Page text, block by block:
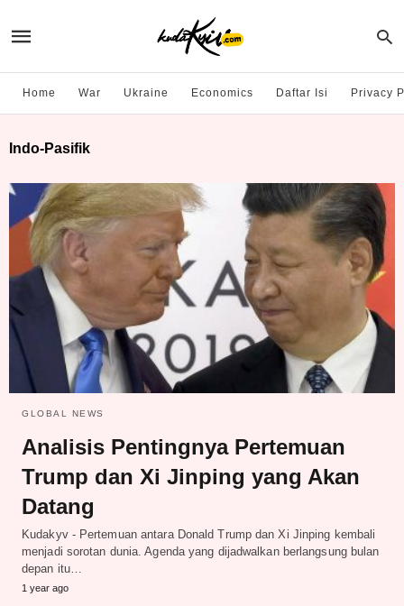
Home War Ukraine Economics Daftar Isi Privacy
Indo-Pasifik
GLOBAL NEWS
Analisis Pentingnya Pertemuan
Trump dan Xi Jinping yang Akan
Datang
Kudakyv - Pertemuan antara Donald Trump dan Xi Jinping kembali
menjadi sorotan dunia. Agenda yang dijadwalkan berlangsung bulan
depan itu…
1 year ago